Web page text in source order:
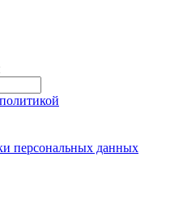
политикой
персональных данных